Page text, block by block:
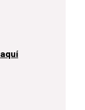
aquí